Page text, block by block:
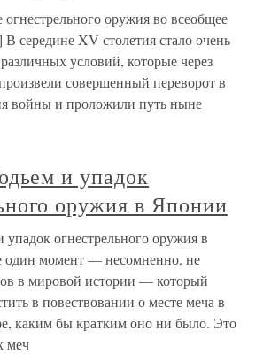
оружия во всеобщее
середине XV столетия стало очень
условий, которые через
совершенный переворот в
войны и проложили путь ныне
и упадок
оружия в Японии
огнестрельного оружия в
один момент — несомненно, не
в мировой истории — который
в повествовании о месте меча в
каким бы кратким оно ни было. Это
меч